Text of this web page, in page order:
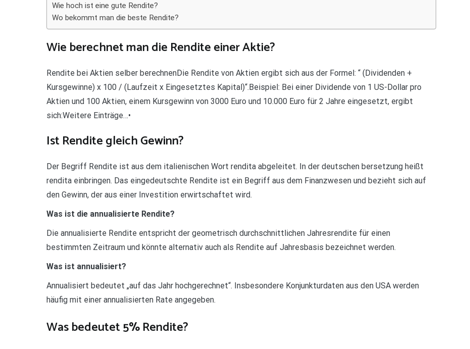
Wie hoch ist eine gute Rendite?
Wo bekommt man die beste Rendite?
Wie berechnet man die Rendite einer Aktie?
Rendite bei Aktien selber berechnenDie Rendite von Aktien ergibt sich aus der Formel: “ (Dividenden +
Kursgewinne) x 100 / (Laufzeit x Eingesetztes Kapital)“.Beispiel: Bei einer Dividende von 1 US-Dollar pro
Aktien und 100 Aktien, einem Kursgewinn von 3000 Euro und 10.000 Euro für 2 Jahre eingesetzt, ergibt
sich:Weitere Einträge…•
Ist Rendite gleich Gewinn?
Der Begriff Rendite ist aus dem italienischen Wort rendita abgeleitet. In der deutschen bersetzung heißt
rendita einbringen. Das eingedeutschte Rendite ist ein Begriff aus dem Finanzwesen und bezieht sich auf
den Gewinn, der aus einer Investition erwirtschaftet wird.
Was ist die annualisierte Rendite?
Die annualisierte Rendite entspricht der geometrisch durchschnittlichen Jahresrendite für einen
bestimmten Zeitraum und könnte alternativ auch als Rendite auf Jahresbasis bezeichnet werden.
Was ist annualisiert?
Annualisiert bedeutet „auf das Jahr hochgerechnet“. Insbesondere Konjunkturdaten aus den USA werden
häufig mit einer annualisierten Rate angegeben.
Was bedeutet 5% Rendite?